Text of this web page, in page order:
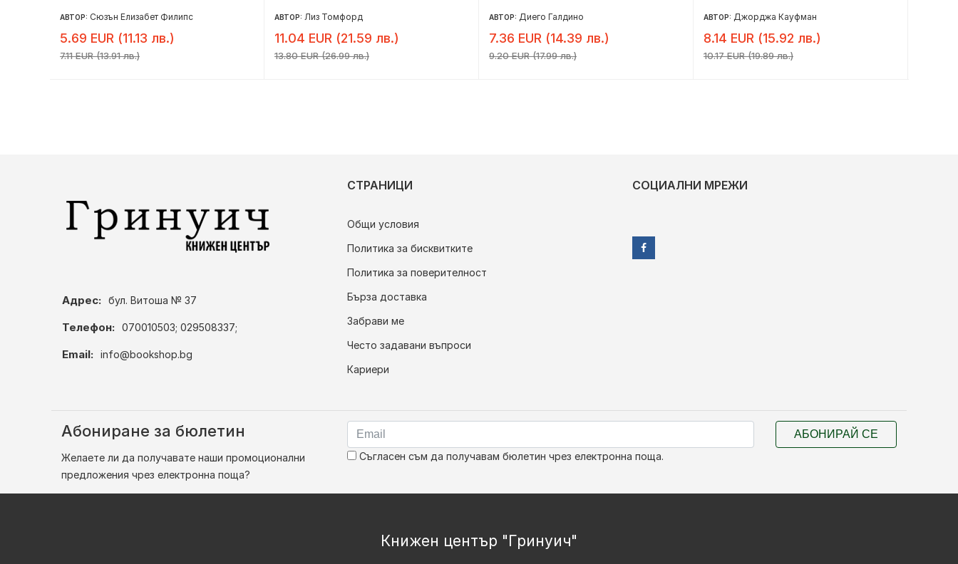
АВТОР: Сюзън Елизабет Филипс
5.69 EUR (11.13 лв.)
7.11 EUR (13.91 лв.)
АВТОР: Лиз Томфорд
11.04 EUR (21.59 лв.)
13.80 EUR (26.99 лв.)
АВТОР: Диего Галдино
7.36 EUR (14.39 лв.)
9.20 EUR (17.99 лв.)
АВТОР: Джорджа Кауфман
8.14 EUR (15.92 лв.)
10.17 EUR (19.89 лв.)
Адрес: бул. Витоша № 37
Телефон: 070010503; 029508337;
Email: info@bookshop.bg
СТРАНИЦИ
Общи условия
Политика за бисквитките
Политика за поверителност
Бърза доставка
Забрави ме
Често задавани въпроси
Кариери
СОЦИАЛНИ МРЕЖИ
Абониране за бюлетин
Желаете ли да получавате наши промоционални
предложения чрез електронна поща?
Съгласен съм да получавам бюлетин чрез електронна поща.
АБОНИРАЙ СЕ
Книжен център "Гринуич"